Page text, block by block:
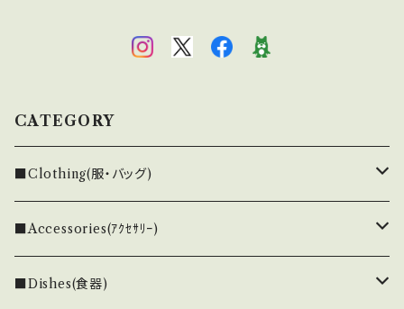
CATEGORY
■Clothing(服・バッグ)
Maekawa.Chie
FREEMAN--B
■Accessories(ｱｸｾｻﾘｰ)
mayu morimoto
■Dishes(食器)